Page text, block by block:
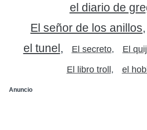
el diario de
El señor de los anillos
el tunel
El secreto El
El libro troll el
Anuncio